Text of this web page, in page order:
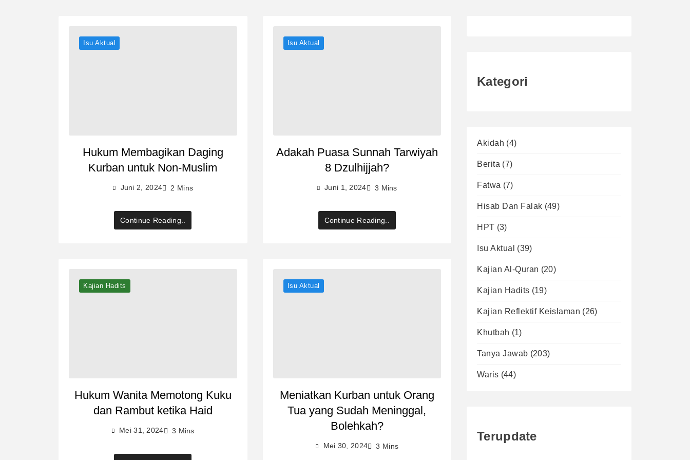
Isu Aktual
Hukum Membagikan Daging
Kurban untuk Non-Muslim
Juni 2, 2024 2 Mins
Continue Reading..
Isu Aktual
Adakah Puasa Sunnah Tarwiyah
8 Dzulhijjah?
Juni 1, 2024 3 Mins
Continue Reading..
Kajian Hadits
Hukum Wanita Memotong Kuku
dan Rambut ketika Haid
Mei 31, 2024 3 Mins
Isu Aktual
Meniatkan Kurban untuk Orang
Tua yang Sudah Meninggal,
Bolehkah?
Mei 30, 2024 3 Mins
Kategori
Akidah (4)
Berita (7)
Fatwa (7)
Hisab Dan Falak (49)
HPT (3)
Isu Aktual (39)
Kajian Al-Quran (20)
Kajian Hadits (19)
Kajian Reflektif Keislaman (26)
Khutbah (1)
Tanya Jawab (203)
Waris (44)
Terupdate